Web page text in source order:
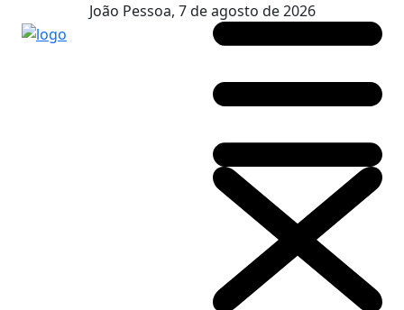
João Pessoa, 7 de agosto de 2026